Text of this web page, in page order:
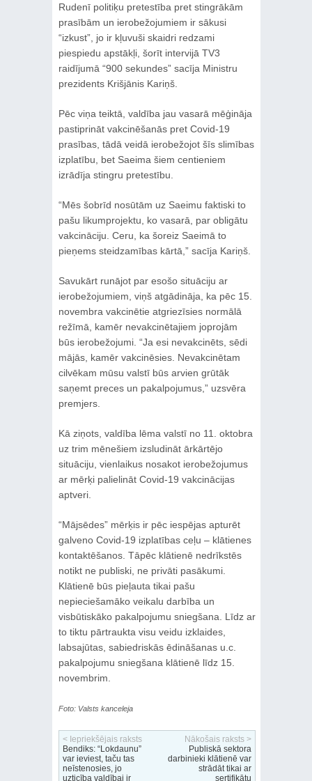
Rudenī politiķu pretestība pret stingrākām
prasībām un ierobežojumiem ir sākusi
“izkust”, jo ir kļuvuši skaidri redzami
piespiedu apstākļi, šorīt intervijā TV3
raidījumā “900 sekundes” sacīja Ministru
prezidents Krišjānis Kariņš.
Pēc viņa teiktā, valdība jau vasarā mēģināja
pastiprināt vakcinēšanās pret Covid-19
prasības, tādā veidā ierobežojot šīs slimības
izplatību, bet Saeima šiem centieniem
izrādīja stingru pretestību.
“Mēs šobrīd nosūtām uz Saeimu faktiski to
pašu likumprojektu, ko vasarā, par obligātu
vakcināciju. Ceru, ka šoreiz Saeimā to
pieņems steidzamības kārtā,” sacīja Kariņš.
Savukārt runājot par esošo situāciju ar
ierobežojumiem, viņš atgādināja, ka pēc 15.
novembra vakcinētie atgriezīsies normālā
režīmā, kamēr nevakcinētajiem joprojām
būs ierobežojumi. “Ja esi nevakcinēts, sēdi
mājās, kamēr vakcinēsies. Nevakcinētam
cilvēkam mūsu valstī būs arvien grūtāk
saņemt preces un pakalpojumus,” uzsvēra
premjers.
Kā ziņots, valdība lēma valstī no 11. oktobra
uz trim mēnešiem izsludināt ārkārtējo
situāciju, vienlaikus nosakot ierobežojumus
ar mērķi palielināt Covid-19 vakcinācijas
aptveri.
“Mājsēdes” mērķis ir pēc iespējas apturēt
galveno Covid-19 izplatības ceļu – klātienes
kontaktēšanos. Tāpēc klātienē nedrīkstēs
notikt ne publiski, ne privāti pasākumi.
Klātienē būs pieļauta tikai pašu
nepieciešamāko veikalu darbība un
visbūtiskāko pakalpojumu sniegšana. Līdz ar
to tiktu pārtraukta visu veidu izklaides,
labsajūtas, sabiedriskās ēdināšanas u.c.
pakalpojumu sniegšana klātienē līdz 15.
novembrim.
Foto: Valsts kanceleja
< Iepriekšējais raksts
Bendiks: “Lokdaunu”
var ieviest, taču tas
neīstenosies, jo
uzticība valdībai ir
Nākošais raksts >
Publiskā sektora
darbinieki klātienē var
strādāt tikai ar
sertifikātu